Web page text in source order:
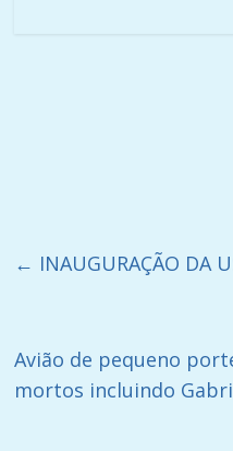
← INAUGURAÇÃO DA
Avião de pequeno
mortos incluindo